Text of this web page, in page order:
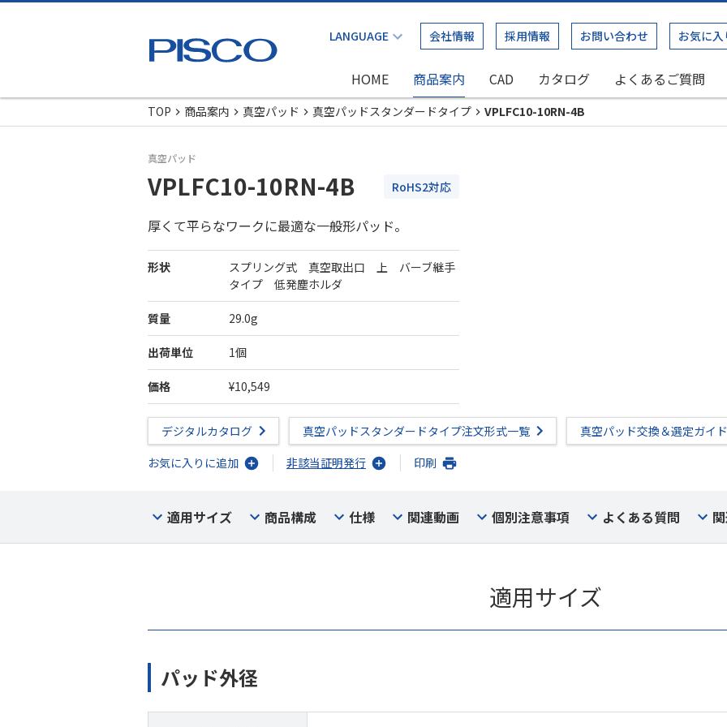
会社情報 採用情報 お問い合わせ お気に入
HOME 商品案内 CAD カタログ よくあるご質問
TOP
商品案内 真空パッド 真空パッドスタンダードタイプ VPLFC10-10RN-4B
真空パッド
VPLFC10-10RN-4B RoHS2対応
厚くて平らなワークに最適な一般形パッド。
形状
スプリング式 真空取出口 上 バーブ継手
タイプ 低発塵ホルダ
質量 29.0g
出荷単位 1個
価格 ¥10,549
デジタルカタログ 真空パッドスタンダードタイプ注文形式一覧
真空パッド交換＆選定ガイド
お気に入りに追加
非該当証明発行 印刷
適用サイズ 商品構成 仕様 関連動画 個別注意事項 よくある質問
適用サイズ
パッド外径